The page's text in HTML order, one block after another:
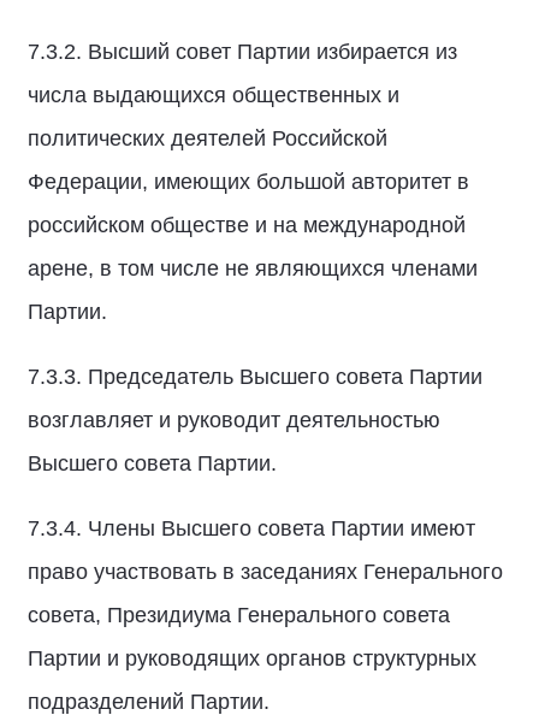
7.3.2. Высший совет Партии избирается из
числа выдающихся общественных и
политических деятелей Российской
Федерации, имеющих большой авторитет в
российском обществе и на международной
арене, в том числе не являющихся членами
Партии.
7.3.3. Председатель Высшего совета Партии
возглавляет и руководит деятельностью
Высшего совета Партии.
7.3.4. Члены Высшего совета Партии имеют
право участвовать в заседаниях Генерального
совета, Президиума Генерального совета
Партии и руководящих органов структурных
подразделений Партии.